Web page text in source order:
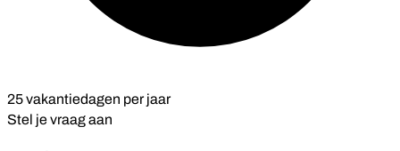
25 vakantiedagen per jaar
Stel je vraag aan